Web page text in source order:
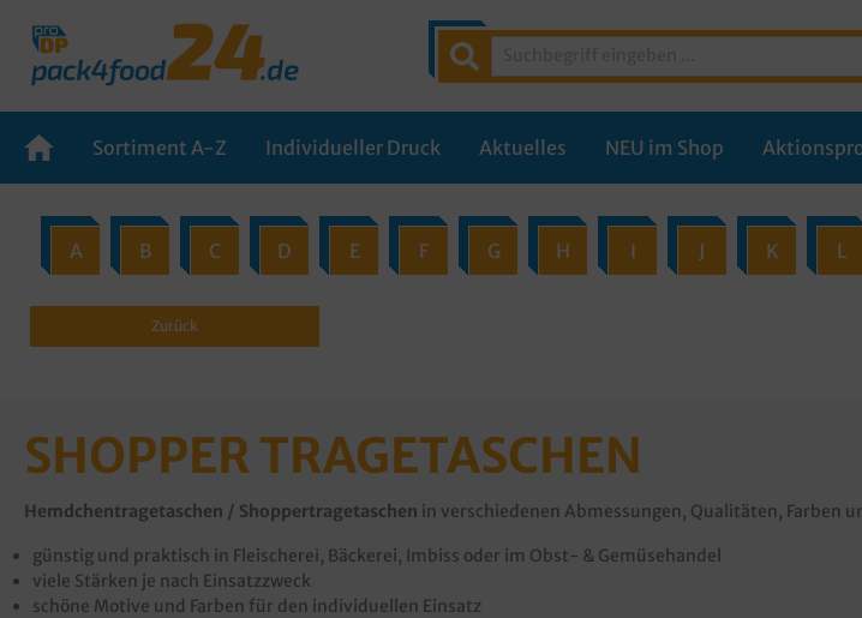
Sortiment A-Z Individueller Druck Aktuelles NEU im Shop
A B C D E F G H I J K L
Zurück
SHOPPER TRAGETASCHEN
Hemdchentragetaschen / Shoppertragetaschen in verschiedenen Abmessungen, Qualitäten, Farben
günstig und praktisch in Fleischerei, Bäckerei, Imbiss oder im Obst- & Gemüsehandel
viele Stärken je nach Einsatzzweck
schöne Motive und Farben für den individuellen Einsatz